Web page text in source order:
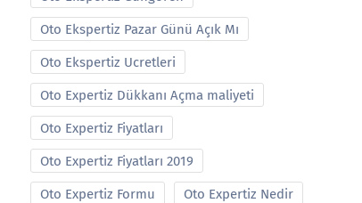
Oto Ekspertiz Pazar Günü Açık Mı
Oto Ekspertiz Ucretleri
Oto Expertiz Dükkanı Açma maliyeti
Oto Expertiz Fiyatları
Oto Expertiz Fiyatları 2019
Oto Expertiz Formu Oto Expertiz Nedir